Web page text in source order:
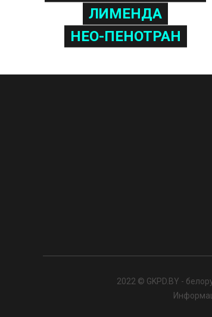
ЛИМЕНДА
НЕО-ПЕНОТРАН
2022 © GKPD.BY -